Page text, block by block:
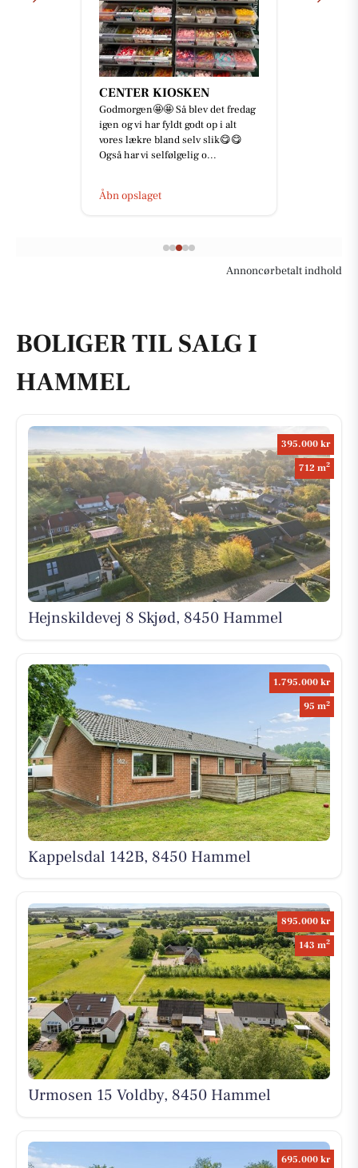
CENTER KIOSKEN
Godmorgen🤩🤩 Så blev det fredag
igen og vi har fyldt godt op i alt
vores lækre bland selv slik😋😋
Også har vi selfølgelig o...
Åbn opslaget
Annoncørbetalt indhold
BOLIGER TIL SALG I
HAMMEL
395.000 kr
712 m2
Hejnskildevej 8 Skjød, 8450 Hammel
1.795.000 kr
95 m2
Kappelsdal 142B, 8450 Hammel
895.000 kr
143 m2
Urmosen 15 Voldby, 8450 Hammel
695.000 kr